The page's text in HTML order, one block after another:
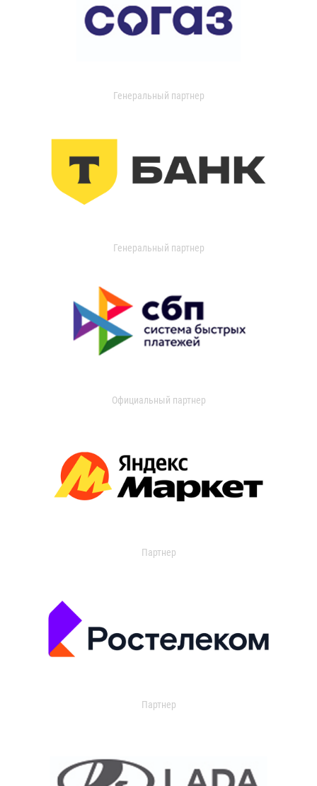
Генеральный партнер
Генеральный партнер
Официальный партнер
Партнер
Партнер